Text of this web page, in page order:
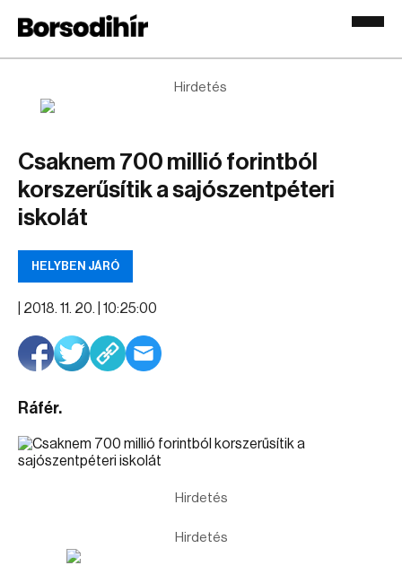
Hirdetés
Csaknem 700 millió forintból
korszerűsítik a sajószentpéteri
iskolát
HELYBEN JÁRÓ
2018. 11. 20. | 10:25:00
Ráfér.
Hirdetés
Hirdetés